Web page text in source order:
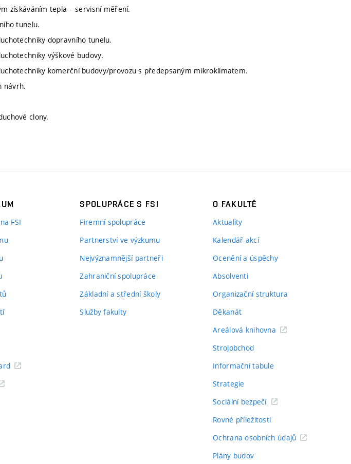
získáváním tepla – servisní měření.
tunelu.
dopravního tunelu.
výškové budovy.
komerční budovy/provozu s předepsaným mikroklimatem.
návrh.
clony.
FSI
SPOLUPRÁCE S FSI
Firemní spolupráce
Partnerství ve výzkumu
Nejvýznamnější partneři
Zahraniční spolupráce
Základní a střední školy
Služby fakulty
O FAKULTĚ
Aktuality
Kalendář akcí
Ocenění a úspěchy
Absolventi
Organizační struktura
Děkanát
Areálová knihovna
Strojobchod
Informační tabule
Strategie
Sociální bezpečí
Rovné příležitosti
Ochrana osobních údajů
Plány budov